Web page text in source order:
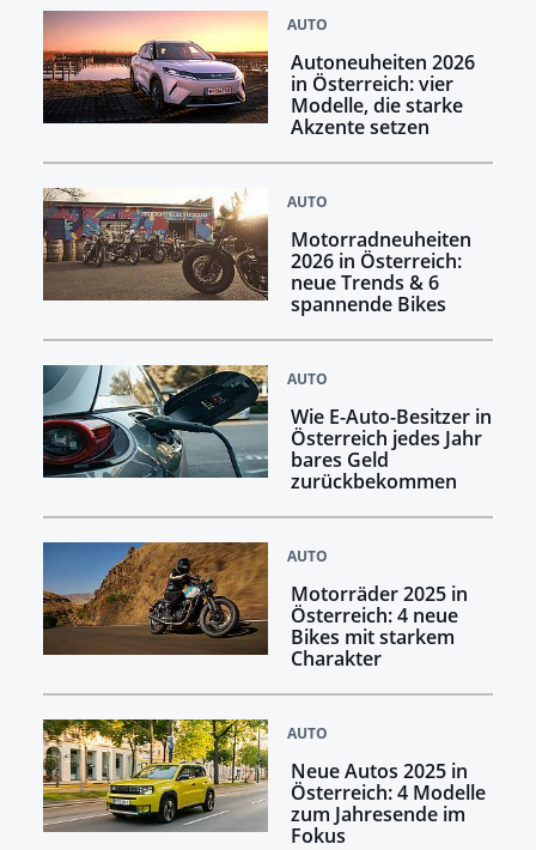
AUTO
Autoneuheiten 2026
in Österreich: vier
Modelle, die starke
Akzente setzen
AUTO
Motorradneuheiten
2026 in Österreich:
neue Trends & 6
spannende Bikes
AUTO
Wie E-Auto-Besitzer in
Österreich jedes Jahr
bares Geld
zurückbekommen
AUTO
Motorräder 2025 in
Österreich: 4 neue
Bikes mit starkem
Charakter
AUTO
Neue Autos 2025 in
Österreich: 4 Modelle
zum Jahresende im
Fokus